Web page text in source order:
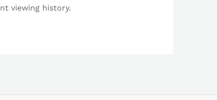
viewing history.